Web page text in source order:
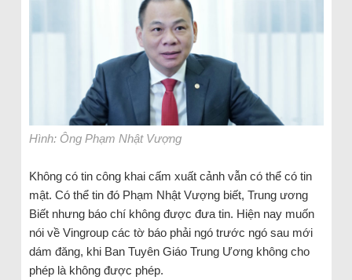
Hình: Ông Phạm Nhật Vượng
Không có tin công khai cấm xuất cảnh vẫn có thể có tin
mật. Có thể tin đó Phạm Nhật Vượng biết, Trung ương
Biết nhưng báo chí không được đưa tin. Hiện nay muốn
nói về Vingroup các tờ báo phải ngó trước ngó sau mới
dám đăng, khi Ban Tuyên Giáo Trung Ương không cho
phép là không được phép.